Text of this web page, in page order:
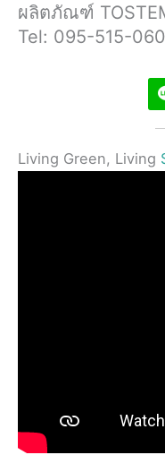
ผลิตภัณฑ์
Tel: 095-515-
Living Green, Living